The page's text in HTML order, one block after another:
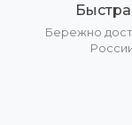
Бережно